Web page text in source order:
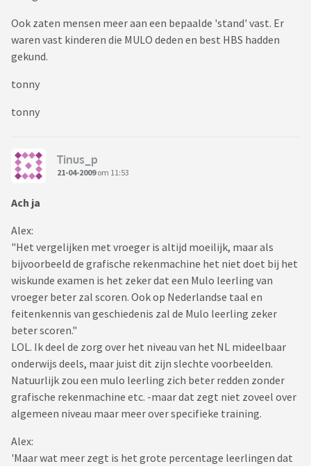
Ook zaten mensen meer aan een bepaalde 'stand' vast. Er
waren vast kinderen die MULO deden en best HBS hadden
gekund.
tonny
tonny
Tinus_p
21-04-2009om 11:53
Ach ja
Alex:
"Het vergelijken met vroeger is altijd moeilijk, maar als
bijvoorbeeld de grafische rekenmachine het niet doet bij het
wiskunde examen is het zeker dat een Mulo leerling van
vroeger beter zal scoren. Ook op Nederlandse taal en
feitenkennis van geschiedenis zal de Mulo leerling zeker
beter scoren."
LOL. Ik deel de zorg over het niveau van het NL mideelbaar
onderwijs deels, maar juist dit zijn slechte voorbeelden.
Natuurlijk zou een mulo leerling zich beter redden zonder
grafische rekenmachine etc. -maar dat zegt niet zoveel over
algemeen niveau maar meer over specifieke training.
Alex:
'Maar wat meer zegt is het grote percentage leerlingen dat